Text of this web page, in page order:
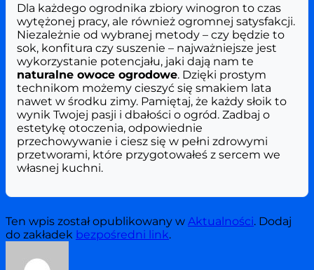
Dla każdego ogrodnika zbiory winogron to czas
wytężonej pracy, ale również ogromnej satysfakcji.
Niezależnie od wybranej metody – czy będzie to
sok, konfitura czy suszenie – najważniejsze jest
wykorzystanie potencjału, jaki dają nam te
naturalne owoce ogrodowe. Dzięki prostym
technikom możemy cieszyć się smakiem lata
nawet w środku zimy. Pamiętaj, że każdy słoik to
wynik Twojej pasji i dbałości o ogród. Zadbaj o
estetykę otoczenia, odpowiednie
przechowywanie i ciesz się w pełni zdrowymi
przetworami, które przygotowałeś z sercem we
własnej kuchni.
Ten wpis został opublikowany w Aktualności. Dodaj
do zakładek bezpośredni link.